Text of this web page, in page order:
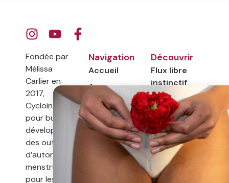
Fondée par
Mélissa
Carlier en
2017,
Cyclointima a
pour but de
développer
des outils
d’autonomie
menstruelle
pour les
Navigation
Accueil
A propos
Contact
Découvrir
Flux libre
instinctif
Symptothermie
Livres
Documentaire